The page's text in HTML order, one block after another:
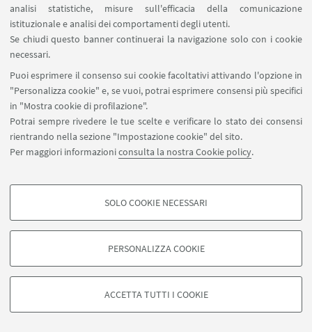
analisi statistiche, misure sull'efficacia della comunicazione
istituzionale e analisi dei comportamenti degli utenti.
Se chiudi questo banner continuerai la navigazione solo con i cookie
necessari.
Puoi esprimere il consenso sui cookie facoltativi attivando l'opzione in
"Personalizza cookie" e, se vuoi, potrai esprimere consensi più specifici
in "Mostra cookie di profilazione".
Potrai sempre rivedere le tue scelte e verificare lo stato dei consensi
rientrando nella sezione "Impostazione cookie" del sito.
Per maggiori informazioniconsulta la nostra Cookie policy.
COOKIE DI PROFILAZIONE - FACOLTATIVI
degli utenti, creare profili in base al loro comportamento sul sito, per analisi
di marketing.
Google/Youtube Video
SOLO COOKIE NECESSARI
PERSONALIZZA COOKIE
ACCETTA TUTTI I COOKIE
Seguici su:
©Copyright 2026 - ALMA MATER STUDIORUM - Università di
Privacy- Note legali-Impostazioni Cookie